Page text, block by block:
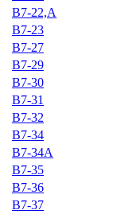
В7-22,А
В7-23
В7-27
В7-29
В7-30
В7-31
В7-32
В7-34
В7-34А
В7-35
В7-36
В7-37